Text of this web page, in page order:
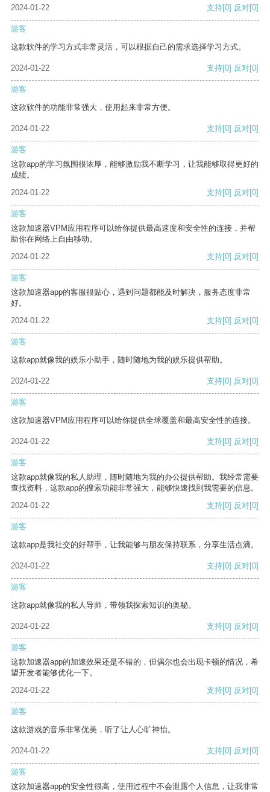
2024-01-22 支持[0] 反对[0]
游客
这款软件的学习方式非常灵活，可以根据自己的需求选择学习方式。
2024-01-22 支持[0] 反对[0]
游客
这款软件的功能非常强大，使用起来非常方便。
2024-01-22 支持[0] 反对[0]
游客
这款app的学习氛围很浓厚，能够激励我不断学习，让我能够取得更好的
成绩。
2024-01-22
支持[0] 反对[0]
游客
这款加速器VPM应用程序可以给你提供最高速度和安全性的连接，并帮
助你在网络上自由移动。
2024-01-22
支持[0] 反对[0]
游客
这款加速器app的客服很贴心，遇到问题都能及时解决，服务态度非常
好。
2024-01-22
支持[0] 反对[0]
游客
这款app就像我的娱乐小助手，随时随地为我的娱乐提供帮助。
2024-01-22 支持[0] 反对[0]
游客
这款加速器VPM应用程序可以给你提供全球覆盖和最高安全性的连接。
2024-01-22 支持[0] 反对[0]
游客
这款app就像我的私人助理，随时随地为我的办公提供帮助。我经常需要
查找资料，这款app的搜索功能非常强大，能够快速找到我需要的信息。
2024-01-22
支持[0] 反对[0]
游客
这款app是我社交的好帮手，让我能够与朋友保持联系，分享生活点滴。
2024-01-22 支持[0] 反对[0]
游客
这款app就像我的私人导师，带领我探索知识的奥秘。
2024-01-22 支持[0] 反对[0]
游客
这款加速器app的加速效果还是不错的，但偶尔也会出现卡顿的情况，希
望开发者能够优化一下。
2024-01-22
支持[0] 反对[0]
游客
这款游戏的音乐非常优美，听了让人心旷神怡。
2024-01-22 支持[0] 反对[0]
游客
这款加速器app的安全性很高，使用过程中不会泄露个人信息，让我非常